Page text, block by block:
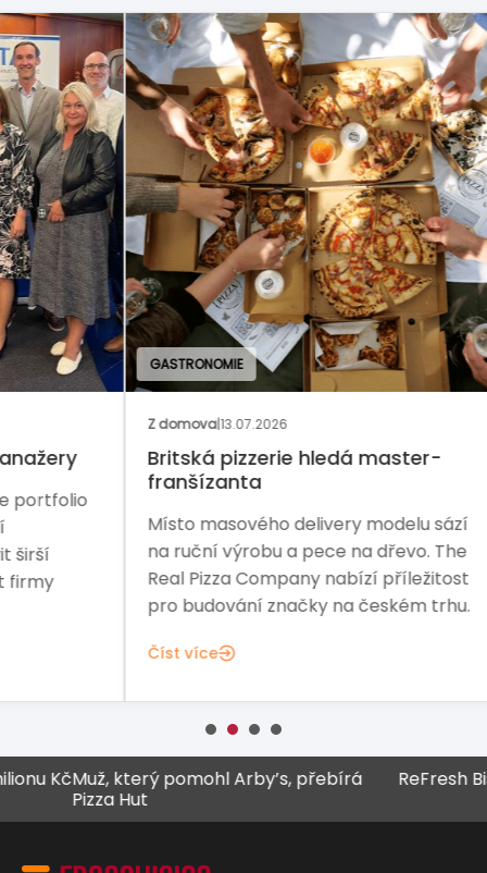
GASTRONOMIE
|13.07.2026
Britská pizzerie hledá master-
franšízanta
Místo masového delivery modelu sází
na ruční výrobu a pece na dřevo. The
Real Pizza Company nabízí příležitost
pro budování značky na českém trhu.
KčMuž, který pomohl Arby’s, přebírá
Pizza Hut
ReFresh Bistro